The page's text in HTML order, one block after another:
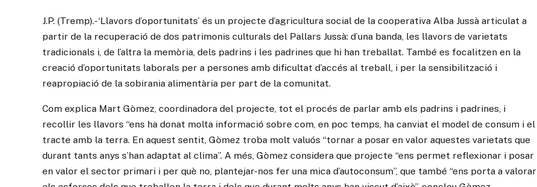
J.P. (Tremp).- ‘Llavors d’oportunitats’ és un projecte d’agricultura social de la cooperativa Alba Jussà articulat a
partir de la recuperació de dos patrimonis culturals del Pallars Jussà: d’una banda, les llavors de varietats
tradicionals i, de l’altra la memòria, dels padrins i les padrines que hi han treballat. També es focalitzen en la
creació d’oportunitats laborals per a persones amb dificultat d’accés al treball, i per la sensibilització i
reapropiació de la sobirania alimentària per part de la comunitat.
Com explica Mart Gòmez, coordinadora del projecte, tot el procés de parlar amb els padrins i padrines, i
recollir les llavors “ens ha donat molta informació sobre com, en poc temps, ha canviat el model de consum i el
tracte amb la terra. En aquest sentit, Gòmez troba molt valuós “tornar a posar en valor aquestes varietats que
durant tants anys s’han adaptat al clima”. A més, Gòmez considera que projecte “ens permet reflexionar i posar
en valor el sector primari i per què no, plantejar-nos fer una mica d’autoconsum”, que també “ens porta a valorar